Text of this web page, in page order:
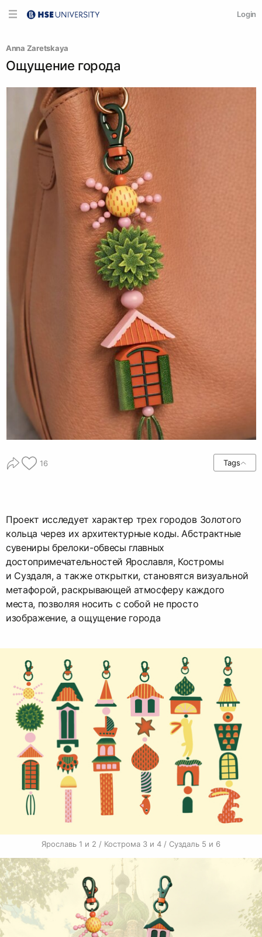
Login
Anna Zaretskaya
Ощущение города
16 Tags
Проект исследует характер трех городов Золотого
кольца через их архитектурные коды. Абстрактные
сувениры брелоки-обвесы главных
достопримечательностей Ярославля, Костромы
и Суздаля, а также открытки, становятся визуальной
метафорой, раскрывающей атмосферу каждого
места, позволяя носить с собой не просто
изображение, а ощущение города
Ярославь 1 и 2 / Кострома 3 и 4 / Суздаль 5 и 6